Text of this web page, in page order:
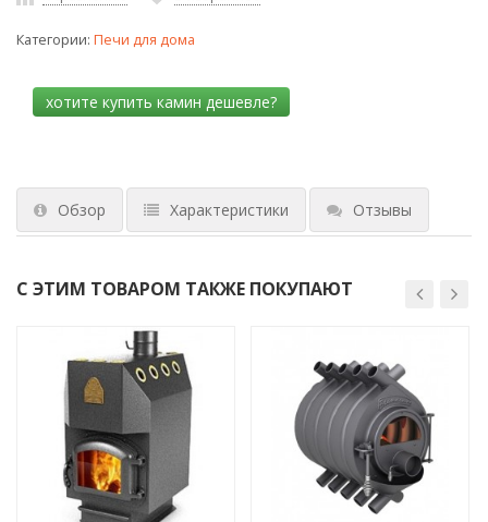
Категории: Печи для дома
Обзор Характеристики Отзывы
С ЭТИМ ТОВАРОМ ТАКЖЕ ПОКУПАЮТ